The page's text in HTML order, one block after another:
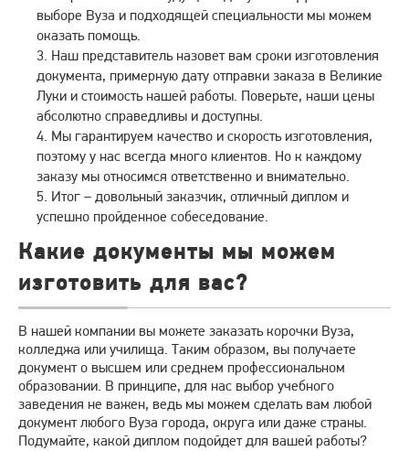
выборе Вуза и подходящей специальности мы можем
оказать помощь.
Наш представитель назовет вам сроки изготовления
документа, примерную дату отправки заказа в Великие
Луки и стоимость нашей работы. Поверьте, наши цены
абсолютно справедливы и доступны.
Мы гарантируем качество и скорость изготовления,
поэтому у нас всегда много клиентов. Но к каждому
заказу мы относимся ответственно и внимательно.
Итог – довольный заказчик, отличный диплом и
успешно пройденное собеседование.
Какие документы мы можем
изготовить для вас?
В нашей компании вы можете заказать корочки Вуза,
колледжа или училища. Таким образом, вы получаете
документ о высшем или среднем профессиональном
образовании. В принципе, для нас выбор учебного
заведения не важен, ведь мы можем сделать вам любой
документ любого Вуза города, округа или даже страны.
Подумайте, какой диплом подойдет для вашей работы?